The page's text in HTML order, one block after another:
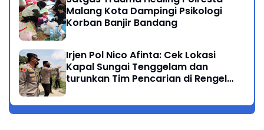
Malang Kota Dampingi Psikologi
Korban Banjir Bandang
Irjen Pol Nico Afinta: Cek Lokasi
Kapal Sungai Tenggelam dan
turunkan Tim Pencarian di Rengel